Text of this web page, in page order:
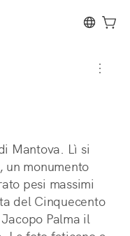
Mantova. Lì si
un monumento
pesi massimi
del Cinquecento
Palma il